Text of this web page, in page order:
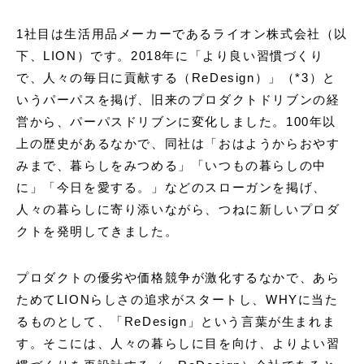
1社目は生活用品メーカーであるライオン株式会社（以
下、LION）です。2018年に「より良い習慣づくり
で、人々の毎日に貢献する（ReDesign）」（*3）と
いうパーパスを掲げ、旧来のプロダクトドリブンの経
営から、パーパスドリブンに変化しました。100年以
上の歴史があるなかで、同社は「おはようからおやす
みまで、暮らしをみつめる」「いつもの暮らしの中
に」「今日を愛する。」などのスローガンを掲げ、
人々の暮らしに寄り添いながら、つねに新しいプロダ
クトを発明してきました。
プロダクトの優劣や価格競争が激化するなかで、あら
ためてLIONらしさの追求がスタートし、WHYに当た
るものとして、「ReDesign」という言葉が生まれま
す。そこには、人々の暮らしに目を向け、よりよい習